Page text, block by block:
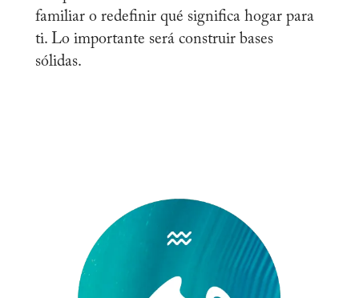
familiar o redefinir qué significa hogar para
ti. Lo importante será construir bases
sólidas.